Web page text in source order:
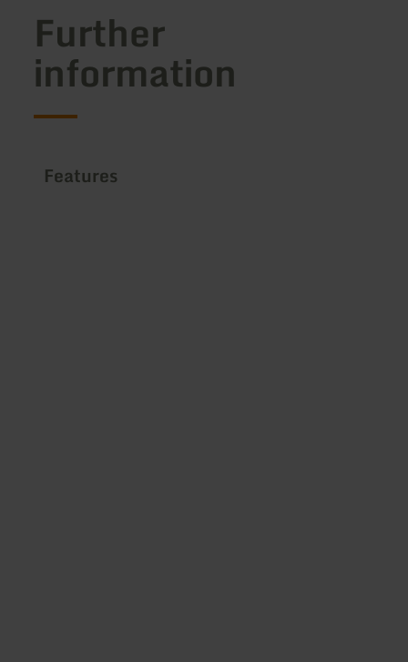
Further
information
Features